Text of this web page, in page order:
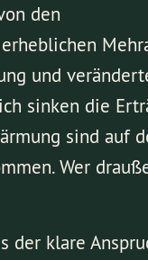
den
und
sinken die
sind auf
Wer
der klare